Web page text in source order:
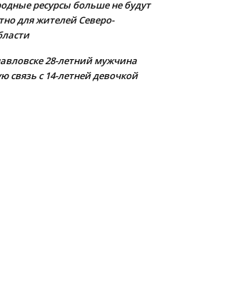
ресурсы больше не будут
для жителей Северо-
28-летний мужчина
связь с 14-летней девочкой